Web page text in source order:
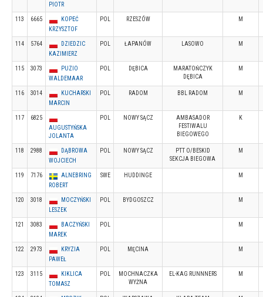
PIOTR
113 6665
KOPEĆ
KRZYSZTOF
POL RZESZÓW M
114 5764
DZIEDZIC
KAZIMIERZ
POL ŁAPANÓW LASOWO M
115 3073
PUZIO
WALDEMAAR
POL DĘBICA
MARATOŃCZYK
DĘBICA
M
116 3014
KUCHARSKI
MARCIN
POL RADOM BBL RADOM M
117
6825
AUGUSTYŃSKA
JOLANTA
POL NOWY SĄCZ
AMBASADOR
FESTIWALU
BIEGOWEGO
K
118 2988
DĄBROWA
WOJCIECH
POL NOWY SĄCZ
PTT O/BESKID
SEKCJA BIEGOWA
M
119 7176
ALNEBRING
ROBERT
SWE HUDDINGE M
120 3018
MOCZYŃSKI
LESZEK
POL BYDGOSZCZ M
121 3083
BACZYŃSKI
MAREK
POL M
122 2973
KRYZIA
PAWEŁ
POL MĘCINA M
123 3115
KIKLICA
TOMASZ
POL
MOCHNACZKA
WYŻNA
EL-KAG RUNNNERS M